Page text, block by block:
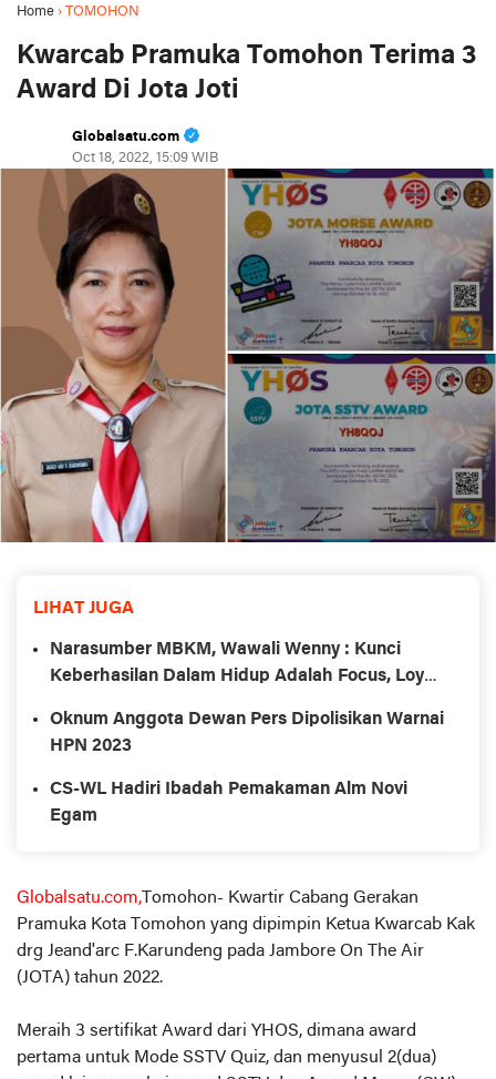
Home › TOMOHON
Kwarcab Pramuka Tomohon Terima 3
Award Di Jota Joti
Globalsatu.com
Oct 18, 2022, 15:09 WIB
LIHAT JUGA
Narasumber MBKM, Wawali Wenny : Kunci
Keberhasilan Dalam Hidup Adalah Focus, Loyal,
Oknum Anggota Dewan Pers Dipolisikan Warnai
HPN 2023
CS-WL Hadiri Ibadah Pemakaman Alm Novi
Egam
Globalsatu.com,Tomohon- Kwartir Cabang Gerakan
Pramuka Kota Tomohon yang dipimpin Ketua Kwarcab Kak
drg Jeand'arc F.Karundeng pada Jambore On The Air
(JOTA) tahun 2022.
Meraih 3 sertifikat Award dari YHOS, dimana award
pertama untuk Mode SSTV Quiz, dan menyusul 2(dua)